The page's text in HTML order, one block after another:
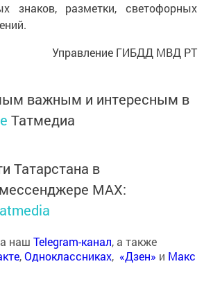
знаков, разметки, светофорных
Управление ГИБДД МВД РТ
важным и интересным в
Татмедиа
Татарстана в
MАХ:
наш Telegram-канал, а также
,Одноклассниках, «Дзен» и Макс